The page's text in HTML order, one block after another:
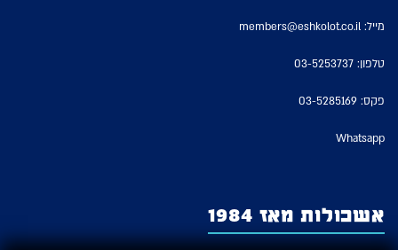
מייל: members@eshkolot.co.il
טלפון: 03-5253737
פקס: 03-5285169
Whatsapp
אשכולות מאז 1984